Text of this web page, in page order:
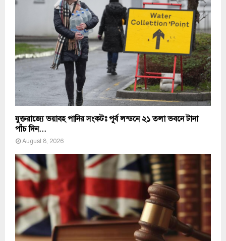
যুক্তরাজ্যে ভয়াবহ পানির সংকটঃ পূর্ব লন্ডনে ২১ তলা ভবনে টানা
পাঁচ দিন...
August 8, 2026